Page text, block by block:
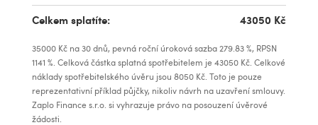
Celkem splatíte: 43050 Kč
35000 Kč na30dnů, pevná roční úroková sazba279.83%, RPSN
1141 %. Celková částka splatná spotřebitelem je 43050 Kč. Celkové
náklady spotřebitelského úvěru jsou 8050 Kč. Toto je pouze
reprezentativní příklad půjčky, nikoliv návrh na uzavření smlouvy.
Zaplo Finance s.r.o. si vyhrazuje právo na posouzení úvěrové
žádosti.